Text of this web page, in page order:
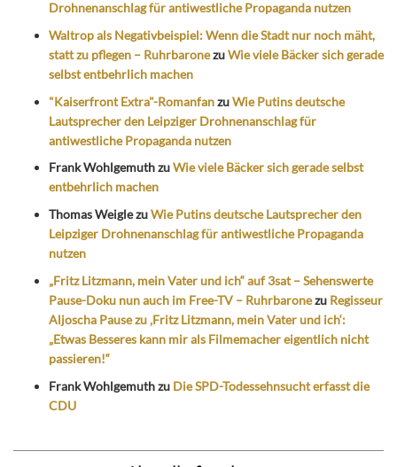
Drohnenanschlag für antiwestliche Propaganda nutzen
Waltrop als Negativbeispiel: Wenn die Stadt nur noch mäht,
statt zu pflegen – RuhrbaronezuWie viele Bäcker sich gerade
selbst entbehrlich machen
"Kaiserfront Extra"-RomanfanzuWie Putins deutsche
Lautsprecher den Leipziger Drohnenanschlag für
antiwestliche Propaganda nutzen
Frank WohlgemuthzuWie viele Bäcker sich gerade selbst
entbehrlich machen
Thomas WeiglezuWie Putins deutsche Lautsprecher den
Leipziger Drohnenanschlag für antiwestliche Propaganda
nutzen
„Fritz Litzmann, mein Vater und ich“ auf 3sat – Sehenswerte
Pause-Doku nun auch im Free-TV – Ruhrbaronezu Regisseur
Aljoscha Pause zu ‚Fritz Litzmann, mein Vater und ich‘:
„Etwas Besseres kann mir als Filmemacher eigentlich nicht
passieren!“
Frank Wohlgemuthzu Die SPD-Todessehnsucht erfasst die
CDU